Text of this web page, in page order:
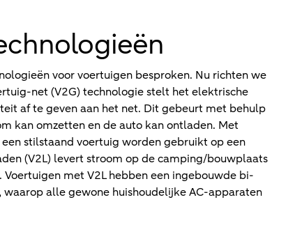
voor voertuigen besproken. Nu richten we
net (V2G) technologie stelt het elektrische
af te geven aan het net. Dit gebeurt met behulp
kan omzetten en de auto kan ontladen. Met
stilstaand voertuig worden gebruikt op een
(V2L) levert stroom op de camping/bouwplaats
met V2L hebben een ingebouwde bi-
alle gewone huishoudelijke AC-apparaten